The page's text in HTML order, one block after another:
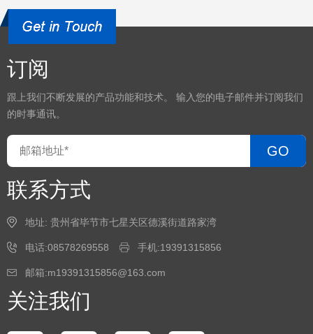
订阅
跟上我们不断发展的产品功能和技术。 输入您的电子邮件并订阅我们
的时事通讯。
GO
联系方式
地址: 贵州省毕节市七星关区德溪街道路家湾
电话:08578269558 手机:19391315856
邮箱:m19391315856@163.com
关注我们